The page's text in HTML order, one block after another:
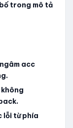
trong mô tả
acc
lỗi từ phía